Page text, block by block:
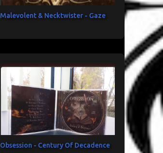
Malevolent & Necktwister - Gaze
Obsession - Century Of Decadence